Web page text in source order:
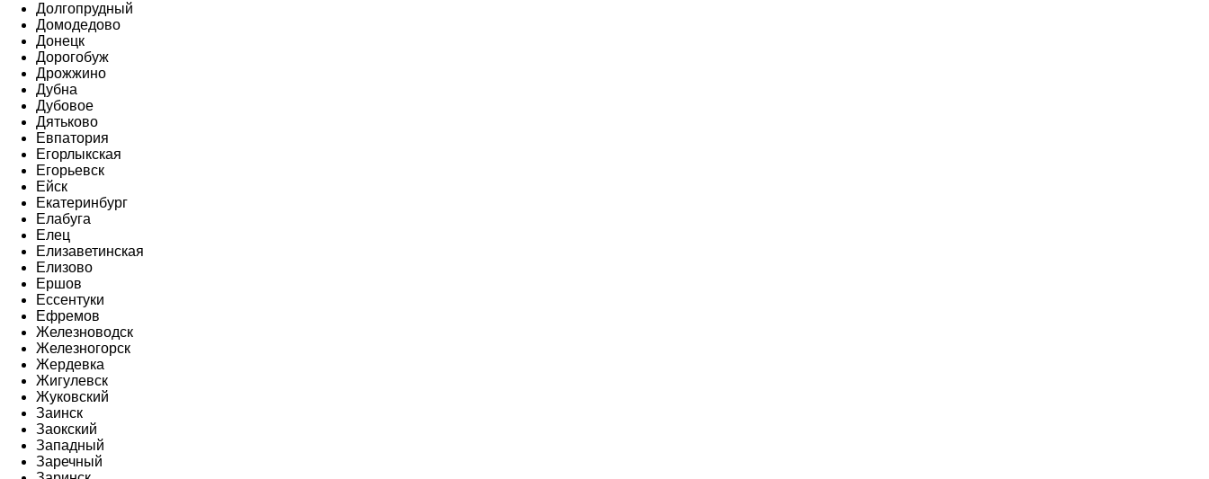
Долгопрудный
Домодедово
Донецк
Дорогобуж
Дрожжино
Дубна
Дубовое
Дятьково
Евпатория
Егорлыкская
Егорьевск
Ейск
Екатеринбург
Елабуга
Елец
Елизаветинская
Елизово
Ершов
Ессентуки
Ефремов
Железноводск
Железногорск
Жердевка
Жигулевск
Жуковский
Заинск
Заокский
Западный
Заречный